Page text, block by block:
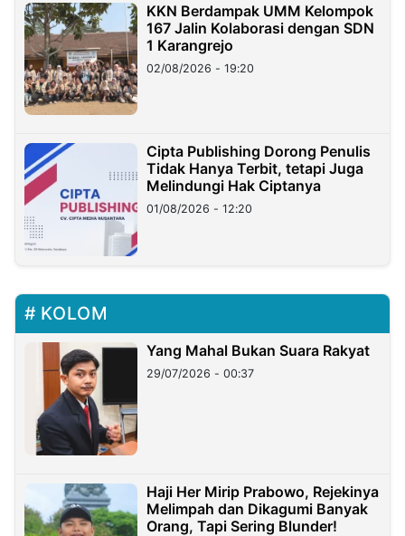
KKN Berdampak UMM Kelompok
167 Jalin Kolaborasi dengan SDN
1 Karangrejo
02/08/2026 - 19:20
Cipta Publishing Dorong Penulis
Tidak Hanya Terbit, tetapi Juga
Melindungi Hak Ciptanya
01/08/2026 - 12:20
KOLOM
Yang Mahal Bukan Suara Rakyat
29/07/2026 - 00:37
Haji Her Mirip Prabowo, Rejekinya
Melimpah dan Dikagumi Banyak
Orang, Tapi Sering Blunder!